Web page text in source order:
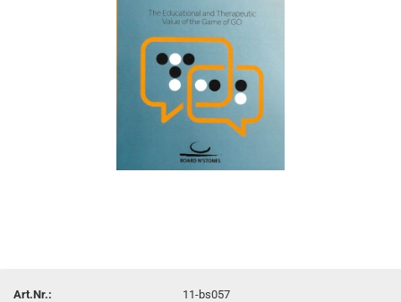
Art.Nr.:
11-bs057